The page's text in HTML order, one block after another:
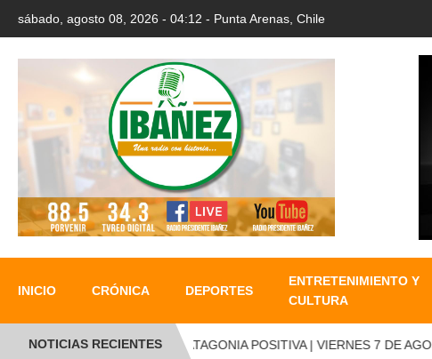
sábado, agosto 08, 2026 - 04:12 - Punta Arenas, Chile
INICIO CRÓNICA DEPORTES
ENTRETENIMIENTO Y
CULTURA
NOTICIAS RECIENTESPATAGONIA POSITIVA | VIERNES 7 DE